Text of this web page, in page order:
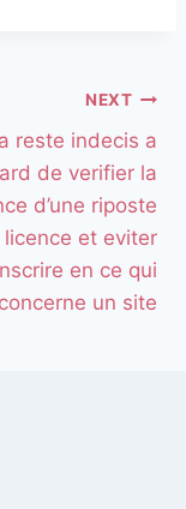
NEXT
reste indecis a
de verifier la
d’une riposte
licence et eviter
en ce qui
concerne un site